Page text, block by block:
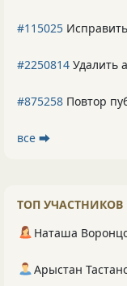
#115025
#2250814 Удалить
#875258 Повтор
все ⮕
ТОП УЧАСТНИКОВ
Наташа
Арыстан